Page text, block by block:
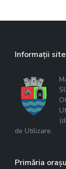
Informații site
de Utilizare.
Primăria